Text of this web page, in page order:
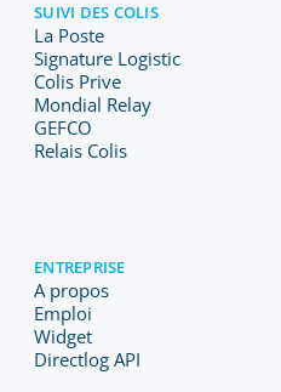
SUIVI DES COLIS
La Poste
Signature Logistic
Colis Prive
Mondial Relay
GEFCO
Relais Colis
ENTREPRISE
A propos
Emploi
Widget
Directlog API